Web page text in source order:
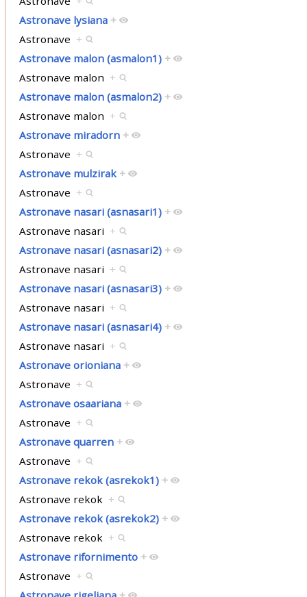
Astronave lysiana +
Astronave +
Astronave malon (asmalon1) +
Astronave malon +
Astronave malon (asmalon2) +
Astronave malon +
Astronave miradorn +
Astronave +
Astronave mulzirak +
Astronave +
Astronave nasari (asnasari1) +
Astronave nasari +
Astronave nasari (asnasari2) +
Astronave nasari +
Astronave nasari (asnasari3) +
Astronave nasari +
Astronave nasari (asnasari4) +
Astronave nasari +
Astronave orioniana +
Astronave +
Astronave osaariana +
Astronave +
Astronave quarren +
Astronave +
Astronave rekok (asrekok1) +
Astronave rekok +
Astronave rekok (asrekok2) +
Astronave rekok +
Astronave rifornimento +
Astronave +